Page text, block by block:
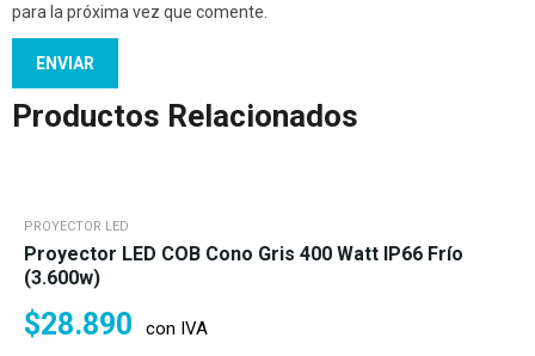
para la próxima vez que comente.
Productos Relacionados
PROYECTOR LED
Proyector LED COB Cono Gris 400 Watt IP66 Frío
(3.600w)
$28.890 con IVA